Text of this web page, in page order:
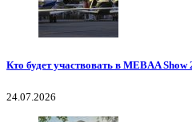
Кто будет участвовать в MEBAA Show
24.07.2026